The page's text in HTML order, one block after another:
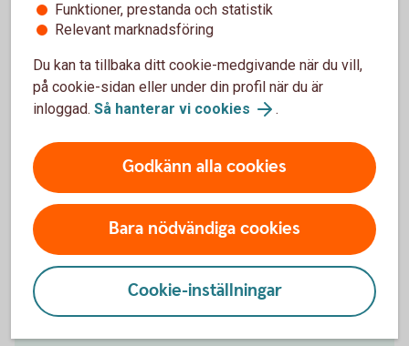
0 %
%
Förväntat sparbelopp om 10 år
172 019 kr
Insättningar från dig är 120 000 kr.Förväntad
Logga in och börja månadsspara
Inte kund än?Bli kund
Funktioner, prestanda och statistik
Relevant marknadsföring
Du kan ta tillbaka ditt cookie-medgivande när du vill,
på cookie-sidan eller under din profil när du är
inloggad. Så hanterar vi cookies .
Godkänn alla cookies
Bara nödvändiga cookies
Cookie-inställningar